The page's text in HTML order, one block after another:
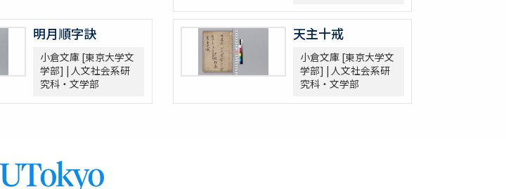
明月順字訣
小倉文庫 [東京大学文
学部] | 人文社会系研
究科・文学部
天主十戒
小倉文庫 [東京大学文
学部] | 人文社会系研
究科・文学部